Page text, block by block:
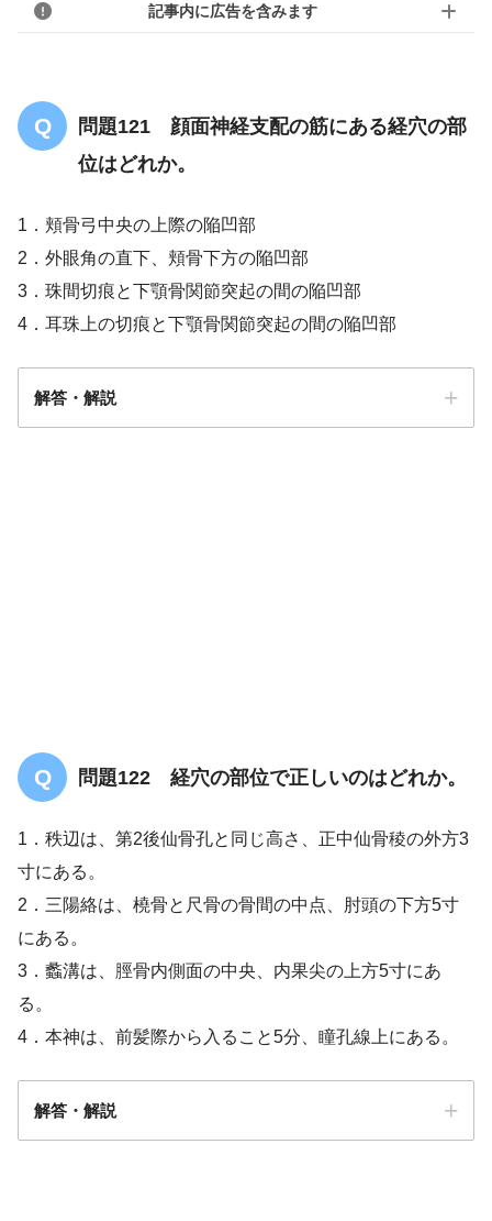
記事内に広告を含みます
問題121 顔面神経支配の筋にある経穴の部
位はどれか。
1．頬骨弓中央の上際の陥凹部
2．外眼角の直下、頬骨下方の陥凹部
3．珠間切痕と下顎骨関節突起の間の陥凹部
4．耳珠上の切痕と下顎骨関節突起の間の陥凹部
解答・解説
問題122 経穴の部位で正しいのはどれか。
1．秩辺は、第2後仙骨孔と同じ高さ、正中仙骨稜の外方3
寸にある。
2．三陽絡は、橈骨と尺骨の骨間の中点、肘頭の下方5寸
にある。
3．蠡溝は、脛骨内側面の中央、内果尖の上方5寸にあ
る。
4．本神は、前髪際から入ること5分、瞳孔線上にある。
解答・解説